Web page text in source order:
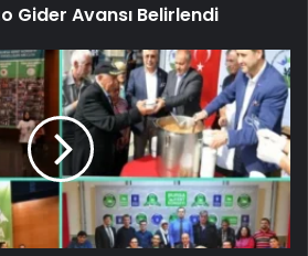
Gider Avansı Belirlendi